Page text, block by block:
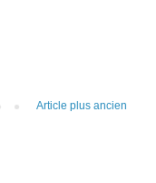
Article plus ancien